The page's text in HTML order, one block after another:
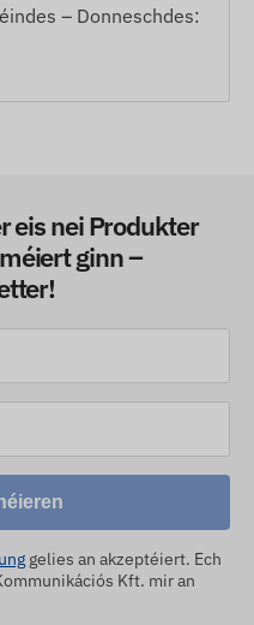
– Donneschdes:
eis nei Produkter
ginn –
gelies an akzeptéiert. Ech
Kft. mir an